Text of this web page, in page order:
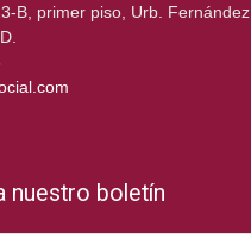
B, primer piso, Urb.
nuestro boletín